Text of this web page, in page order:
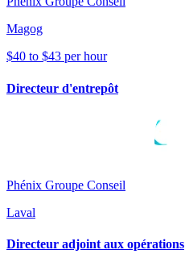
Magog
$40 to $43 per hour
Directeur d'entrepôt
Phénix Groupe Conseil
Laval
Directeur adjoint aux opérations